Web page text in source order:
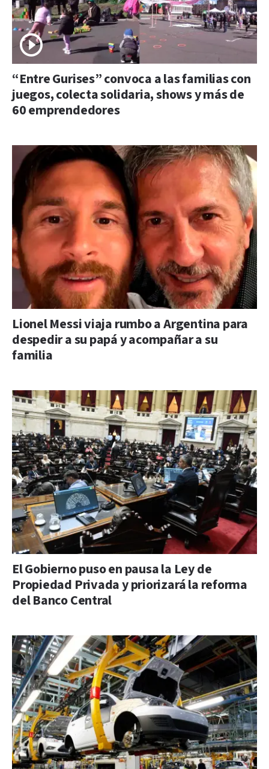
“Entre Gurises” convoca a las familias con
juegos, colecta solidaria, shows y más de
60 emprendedores
Lionel Messi viaja rumbo a Argentina para
despedir a su papá y acompañar a su
familia
El Gobierno puso en pausa la Ley de
Propiedad Privada y priorizará la reforma
del Banco Central